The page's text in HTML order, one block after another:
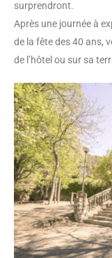
surprendront.
Après une journée à
de la fête des 40 ans,
de l’hôtel ou sur sa